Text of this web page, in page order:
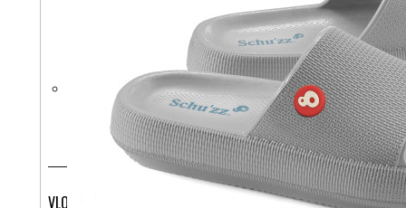
VLOŽEK SENSATION KIDS